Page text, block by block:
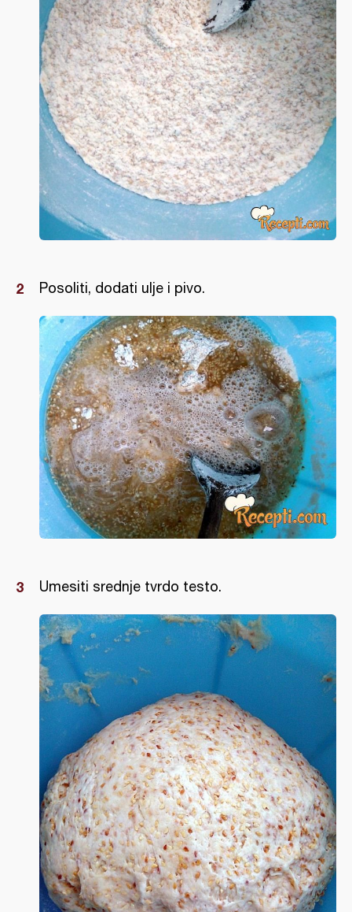
Posoliti, dodati ulje i pivo.
Umesiti srednje tvrdo testo.